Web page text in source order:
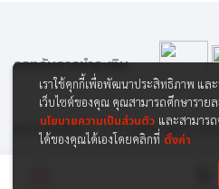
สงวนลิขสิทธิ์ © 2565 บริษัท สยาม เค
รองรับการชำระเงิน:
เราใช้คุกกี้เพื่อพัฒนาประสิทธิภาพ แล
เว็บไซต์ของคุณ คุณสามารถศึกษาราย
นโยบายความเป็นส่วนตัว และสามารถ
ได้ของคุณได้เองโดยคลิกที่ ตั้งค่า